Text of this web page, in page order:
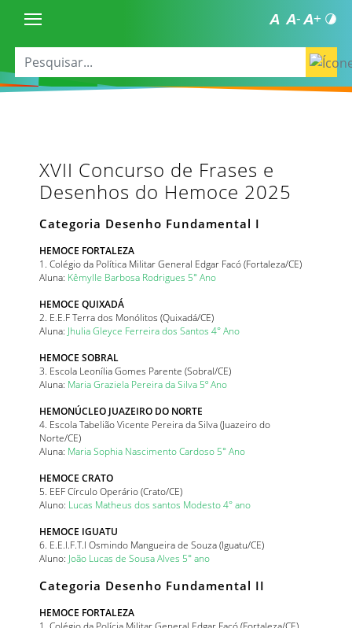
XVII Concurso de Frases e
Desenhos do Hemoce 2025
Categoria Desenho Fundamental I
HEMOCE FORTALEZA
1. Colégio da Política Militar General Edgar Facó (Fortaleza/CE)
Aluna: Kêmylle Barbosa Rodrigues 5° Ano
HEMOCE QUIXADÁ
2. E.E.F Terra dos Monólitos (Quixadá/CE)
Aluna: Jhulia Gleyce Ferreira dos Santos 4° Ano
HEMOCE SOBRAL
3. Escola Leonília Gomes Parente (Sobral/CE)
Aluna: Maria Graziela Pereira da Silva 5º Ano
HEMONÚCLEO JUAZEIRO DO NORTE
4. Escola Tabelião Vicente Pereira da Silva (Juazeiro do
Norte/CE)
Aluna: Maria Sophia Nascimento Cardoso 5° Ano
HEMOCE CRATO
5. EEF Círculo Operário (Crato/CE)
Aluno: Lucas Matheus dos santos Modesto 4° ano
HEMOCE IGUATU
6. E.E.I.F.T.I Osmindo Mangueira de Souza (Iguatu/CE)
Aluno: João Lucas de Sousa Alves 5° ano
Categoria Desenho Fundamental II
HEMOCE FORTALEZA